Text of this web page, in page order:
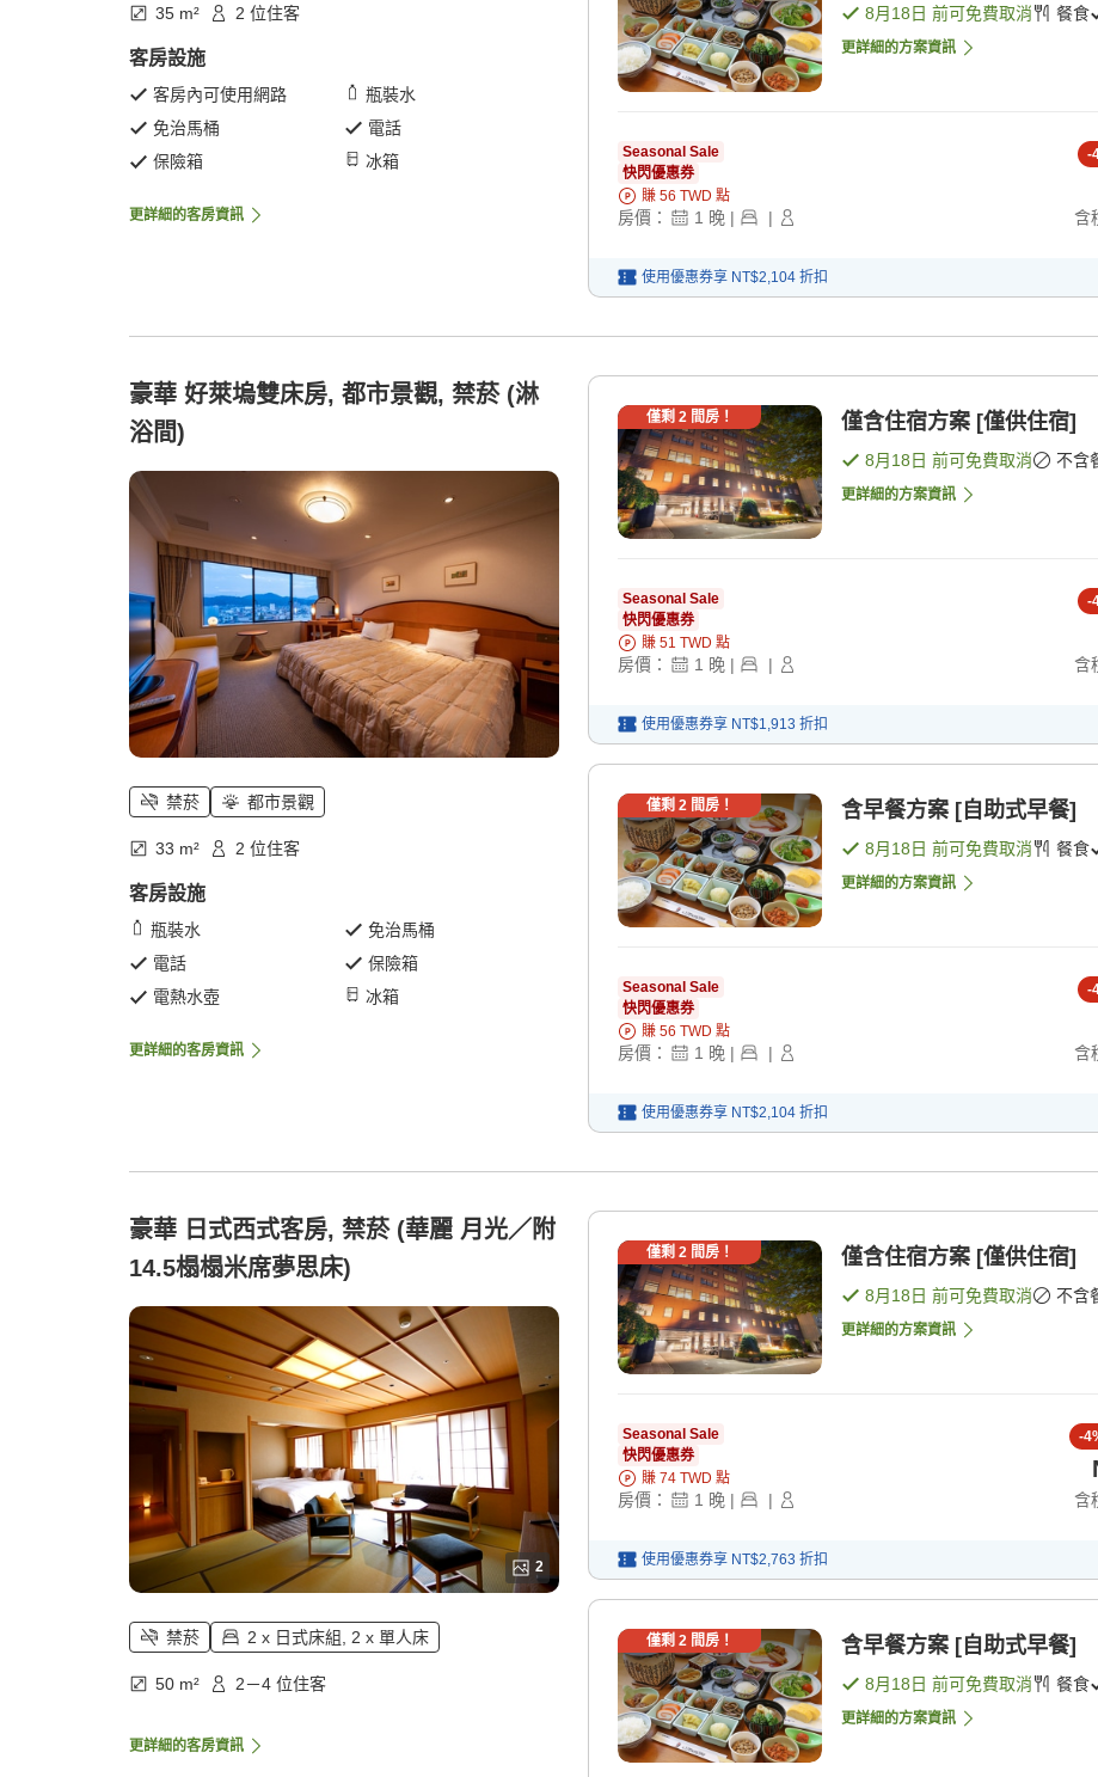
35 m² 2 位住客
客房設施
客房內可使用網路
瓶裝水
免治馬桶
電話
保險箱
冰箱
更詳細的客房資訊
8月18日 前可免費取消 餐食
更詳細的方案資訊
Seasonal Sale
快閃優惠券
賺 56 TWD 點
房價： 1 晚 | |
-
含
使用優惠券享 NT$2,104 折扣
豪華 好萊塢雙床房, 都市景觀, 禁菸 (淋
浴間)
禁菸 都市景觀
33 m² 2 位住客
客房設施
瓶裝水
免治馬桶
電話
保險箱
電熱水壺
冰箱
更詳細的客房資訊
僅剩 2間房！ 僅含住宿方案 [僅供住宿]
8月18日 前可免費取消 不含
更詳細的方案資訊
Seasonal Sale
快閃優惠券
賺 51 TWD 點
房價： 1 晚 | |
-
含
使用優惠券享 NT$1,913 折扣
僅剩 2間房！ 含早餐方案 [自助式早餐]
8月18日 前可免費取消 餐食
更詳細的方案資訊
Seasonal Sale
快閃優惠券
賺 56 TWD 點
房價： 1 晚 | |
-
含
使用優惠券享 NT$2,104 折扣
豪華 日式西式客房, 禁菸 (華麗 月光／附
14.5榻榻米席夢思床)
2
禁菸 2 x 日式床組, 2 x 單人床
50 m² 2－4 位住客
更詳細的客房資訊
僅剩 2間房！ 僅含住宿方案 [僅供住宿]
8月18日 前可免費取消 不含
更詳細的方案資訊
Seasonal Sale
快閃優惠券
賺 74 TWD 點
房價： 1 晚 | |
-4
含
使用優惠券享 NT$2,763 折扣
僅剩 2間房！ 含早餐方案 [自助式早餐]
8月18日 前可免費取消 餐食
更詳細的方案資訊